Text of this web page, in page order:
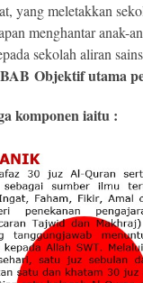
yang meletakkan
menghantar anak-
sekolah aliran
Objektif utama
komponen iaitu :